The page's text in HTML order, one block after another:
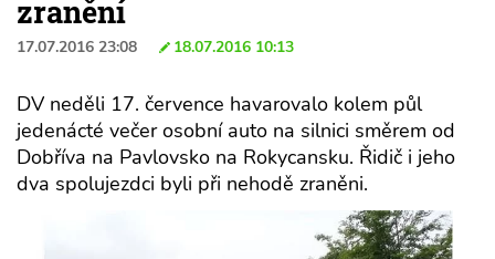
zranění
17.07.2016 23:08 18.07.2016 10:13
DV neděli 17. července havarovalo kolem půl
jedenácté večer osobní auto na silnici směrem od
Dobříva na Pavlovsko na Rokycansku. Řidič i jeho
dva spolujezdci byli při nehodě zraněni.